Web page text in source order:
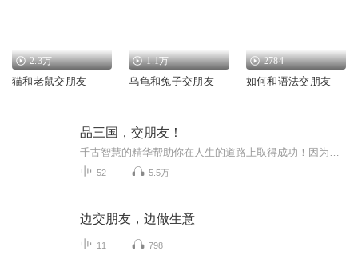
2.3万
猫和老鼠交朋友
1.1万
乌龟和兔子交朋友
2784
如何和语法交朋友
品三国，交朋友！
52 5.5万
边交朋友，边做生意
11 798